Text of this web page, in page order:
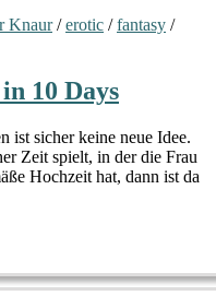
Knaur/erotic /fantasy /
10 Days
ist sicher keine neue Idee.
Zeit spielt, in der die Frau
Hochzeit hat, dann ist da